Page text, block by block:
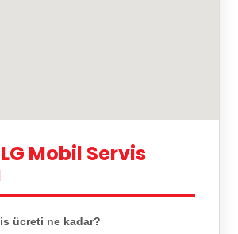
Mobil Servis
ücreti ne kadar?